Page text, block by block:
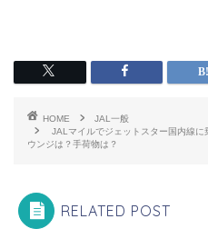
HOME
JAL一般
JALマイルでジェットスター国内線
ウンジは？手荷物は？
RELATED POST